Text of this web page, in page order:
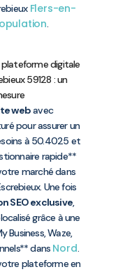
Flers-en-
.
digitale
59128 : un
webavec
pour assurer un
à 50.4025 et
rapide**
marché dans
Une fois
SEO exclusive,
grâce à une
Business, Waze,
dans Nord.
plateforme en